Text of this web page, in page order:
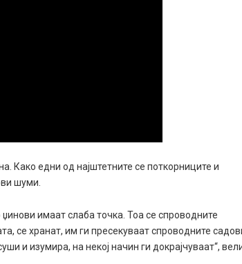
Како едни од најштетните се поткорниците и
шуми.
џинови имаат слаба точка. Тоа се спроводните
се хранат, им ги пресекуваат спроводните
и изумира, на некој начин ги докрајчуваат“,